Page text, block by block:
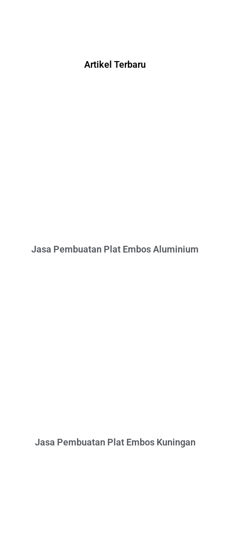
Artikel Terbaru
Jasa Pembuatan Plat Embos Aluminium
Jasa Pembuatan Plat Embos Kuningan